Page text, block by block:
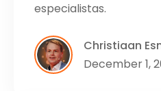
especialistas.
Christiaan
December 1,